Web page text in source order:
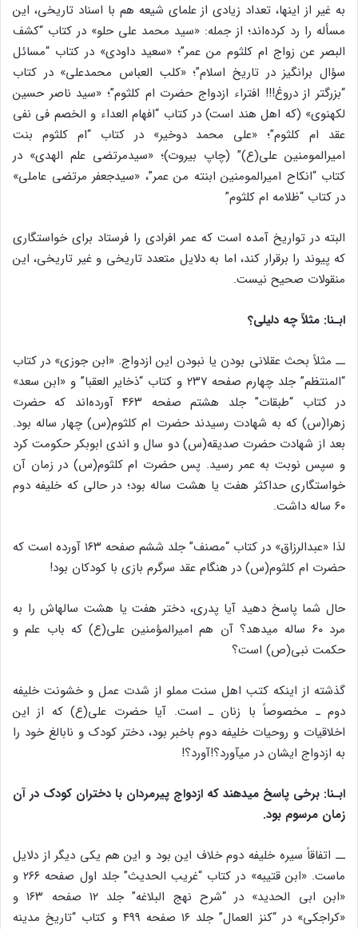
به غیر از اینها، تعداد زیادی از علمای شیعه هم با اسناد تاریخی، این
مسأله را رد کرده‌اند؛ از جمله: «سید محمد علی حلو» در کتاب “کشف
البصر عن زواج ام کلثوم من عمر”؛ «سعید داودی» در کتاب “مسائل
سؤال برانگیز در تاریخ اسلام”؛ «کلب العباس محمدعلی» در کتاب
“بزرگتر از دروغ!!! افتراء ازدواج حضرت ام کلثوم”؛ «سید ناصر حسین
لکهنوی» (که اهل هند است) در کتاب “افهام العداء و الخصم فی نفی
عقد ام کلثوم”؛ «علی محمد دوخیر» در کتاب “ام کلثوم بنت
امیرالمومنین علی(ع)” (چاپ بیروت)؛ «سیدمرتضی علم الهدی» در
کتاب “انکاح امیرالمومنین ابنته من عمر”، «سیدجعفر مرتضی عاملی»
در کتاب “ظلامه ام کلثوم”
البته در تواریخ آمده است که عمر افرادی را فرستاد برای خواستگاری
که پیوند را برقرار کند، اما به دلایل متعدد تاریخی و غیر تاریخی، این
منقولات صحیح نیست.
ابـنا: مثلاً چه دلیلی؟
ــ مثلاً بحث عقلانی بودن یا نبودن این ازدواج. «ابن جوزی» در کتاب
“المنتظم” جلد چهارم صفحه ۲۳۷ و کتاب “ذخایر العقبا” و «ابن سعد»
در کتاب “طبقات” جلد هشتم صفحه ۴۶۳ آورده‌اند که حضرت
زهرا(س) که به شهادت رسیدند حضرت ام کلثوم(س) چهار ساله بود.
بعد از شهادت حضرت صدیقه(س) دو سال و اندی ابوبکر حکومت کرد
و سپس نوبت به عمر رسید. پس حضرت ام کلثوم(س) در زمان آن
خواستگاری حداکثر هفت یا هشت ساله بود؛ در حالی که خلیفه دوم
۶۰ ساله داشت.
لذا «عبدالرزاق» در کتاب “مصنف” جلد ششم صفحه ۱۶۳ آورده است که
حضرت ام‎ کلثوم(س) در هنگام عقد سرگرم بازی با کودکان بود!
حال شما پاسخ دهید آیا پدری، دختر هفت یا هشت ساله‎اش را به
مرد ۶۰ ساله می‎دهد؟ آن هم امیرالمؤمنین علی(ع) که باب علم و
حکمت نبی(ص) است؟
گذشته از اینکه کتب اهل سنت مملو از شدت عمل و خشونت خلیفه
دوم ـ مخصوصاً با زنان ـ است. آیا حضرت علی(ع) که از این
اخلاقیات و روحیات خلیفه دوم باخبر بود، دختر کودک و نابالغ خود را
به ازدواج ایشان در می‎آورد؟!‎آورد؟!
ابـنا: برخی پاسخ می‏دهند که ازدواج پیرمردان با دختران کودک در آن
زمان مرسوم بود.
ــ اتفاقاً سیره خلیفه دوم خلاف این بود و این هم یکی دیگر از دلایل
ماست. «ابن قتیبه» در کتاب “غریب الحدیث” جلد اول صفحه ۲۶۶ و
«ابن ابی الحدید» در “شرح نهج البلاغه” جلد ۱۲ صفحه ۱۶۳ و
«کراجکی» در “کنز العمال” جلد ۱۶ صفحه ۴۹۹ و کتاب “تاریخ مدینه